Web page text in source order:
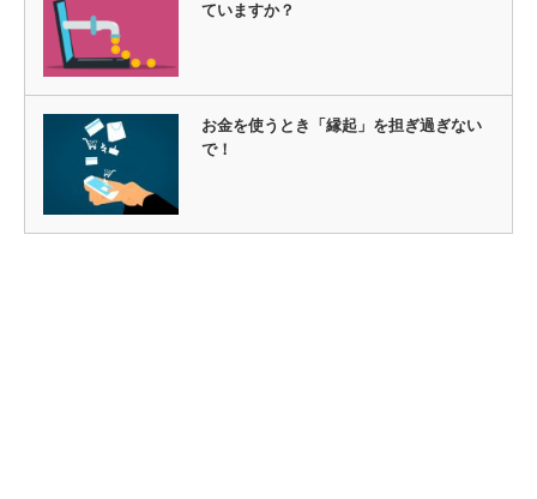
ていますか？
お金を使うとき「縁起」を担ぎ過ぎない
で！